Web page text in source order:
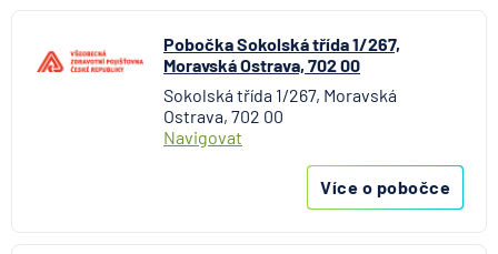
Citibank
COMMERZBANK Aktiengesellschaft
ČSOB Hypoteční banka
ČSOB Penzijní společnost
ČSOB Pojišťovna
Aktiengesellschaft pro ČR
Pobočka Sokolská třída 1/267,
Moravská Ostrava, 702 00
Sokolská třída 1/267, Moravská
Ostrava, 702 00
Navigovat
Více o pobočce